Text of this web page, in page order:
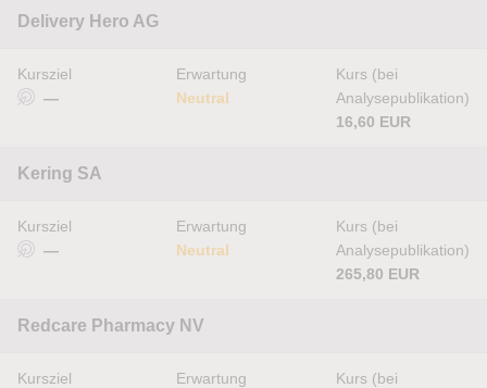
Delivery Hero AG
Kursziel
—
Erwartung
Neutral
Kurs (bei
Analysepublikation)
16,60 EUR
Kering SA
Kursziel
—
Erwartung
Neutral
Kurs (bei
Analysepublikation)
265,80 EUR
Redcare Pharmacy NV
Kursziel
Erwartung
Kurs (bei